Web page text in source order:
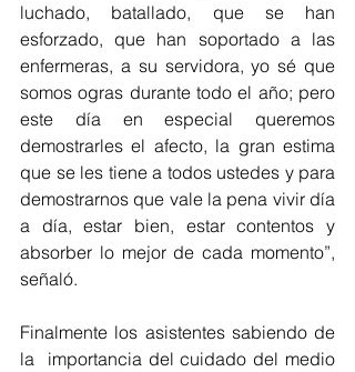
luchado, batallado, que se han
esforzado, que han soportado a las
enfermeras, a su servidora, yo sé que
somos ogras durante todo el año; pero
este día en especial queremos
demostrarles el afecto, la gran estima
que se les tiene a todos ustedes y para
demostrarnos que vale la pena vivir día
a día, estar bien, estar contentos y
absorber lo mejor de cada momento”,
señaló.
Finalmente los asistentes sabiendo de
la  importancia del cuidado del medio